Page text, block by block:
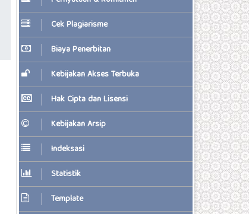
Cek Plagiarisme
Biaya Penerbitan
Kebijakan Akses Terbuka
Hak Cipta dan Lisensi
Kebijakan Arsip
Indeksasi
Statistik
Template